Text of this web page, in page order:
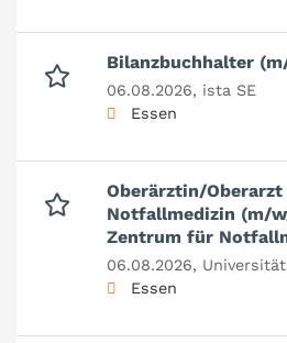
Bilanzbuchhalter
06.08.2026, ista SE
Essen
Oberärztin/
Notfallmedizin (m/
Zentrum für
06.08.2026,
Essen